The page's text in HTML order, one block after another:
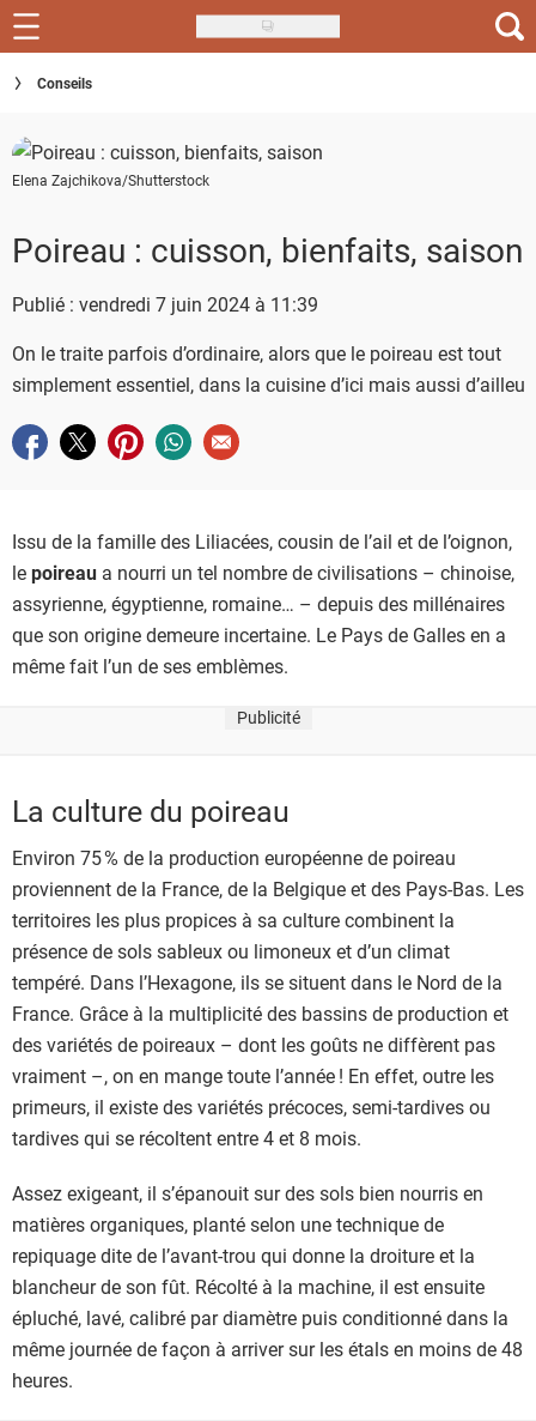
Skip
to
main
Recettes
Inspirations
Conseils
Menu de la semaine
Téléchargez l'app Saveurs Recettes
Index des recettes
Guide d'achat
Conseils
Elena Zajchikova/Shutterstock
Poireau : cuisson, bienfaits, saison
Publié : vendredi 7 juin 2024 à 11:39
On le traite parfois d’ordinaire, alors que le poireau est tout
simplement essentiel, dans la cuisine d’ici mais aussi
Partager sur facebook
Partager sur twitter
Partager sur pinterest
Partager sur whatsapp
Envoyer à un ami
Issu de la famille des Liliacées, cousin de l’ail et de l’oignon,
lepoireau a nourri un tel nombre de civilisations – chinoise,
assyrienne, égyptienne, romaine… – depuis des millénaires
que son origine demeure incertaine. Le Pays de Galles en a
même fait l’un de ses emblèmes.
Publicité
La culture du poireau
Environ 75 % de la production européenne de poireau
proviennent de la France, de la Belgique et des Pays-Bas. Les
territoires les plus propices à sa culture combinent la
présence de sols sableux ou limoneux et d’un climat
tempéré. Dans l’Hexagone, ils se situent dans le Nord de la
France. Grâce à la multiplicité des bassins de production et
des variétés de poireaux – dont les goûts ne diffèrent pas
vraiment –, on en mange toute l’année ! En effet, outre les
primeurs, il existe des variétés précoces, semi-tardives ou
tardives qui se récoltent entre 4 et 8 mois.
Assez exigeant, il s’épanouit sur des sols bien nourris en
matières organiques, planté selon une technique de
repiquage dite de l’avant-trou qui donne la droiture et la
blancheur de son fût. Récolté à la machine, il est ensuite
épluché, lavé, calibré par diamètre puis conditionné dans la
même journée de façon à arriver sur les étals en moins de 48
heures.